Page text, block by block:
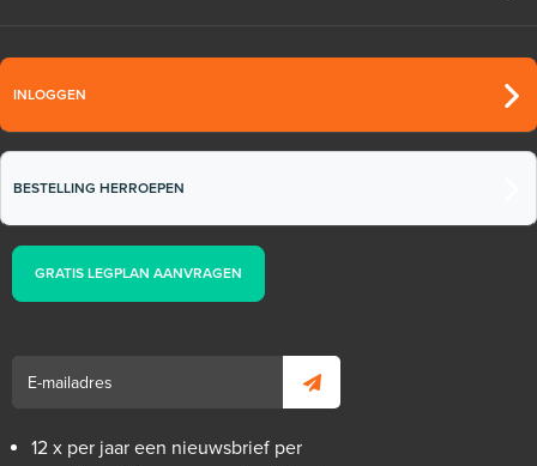
INLOGGEN
BESTELLING HERROEPEN
GRATIS LEGPLAN AANVRAGEN
12 x per jaar een nieuwsbrief per